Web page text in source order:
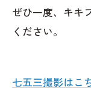
ぜひ一度、キキ
ください。
七五三撮影はこ